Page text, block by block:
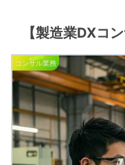
【製造業DXコ
コンサル業務